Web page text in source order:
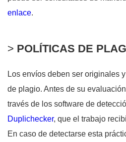
enlace.
> POLÍTICAS DE
Los envíos deben ser originales
de plagio. Antes de su
través de los software de
Duplichecker, que el trabajo
En caso de detectarse esta